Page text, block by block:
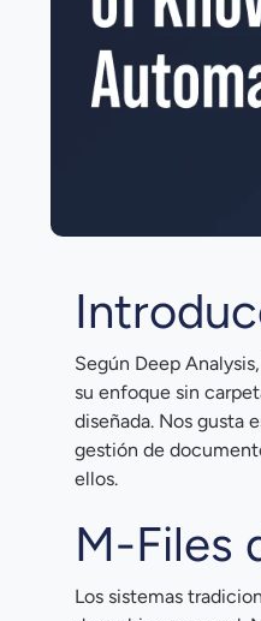
Deep Analysis Viñeta
Según Deep
su enfoque sin
diseñada. Nos gusta
gestión de
ellos.
M-Files
Los sistemas